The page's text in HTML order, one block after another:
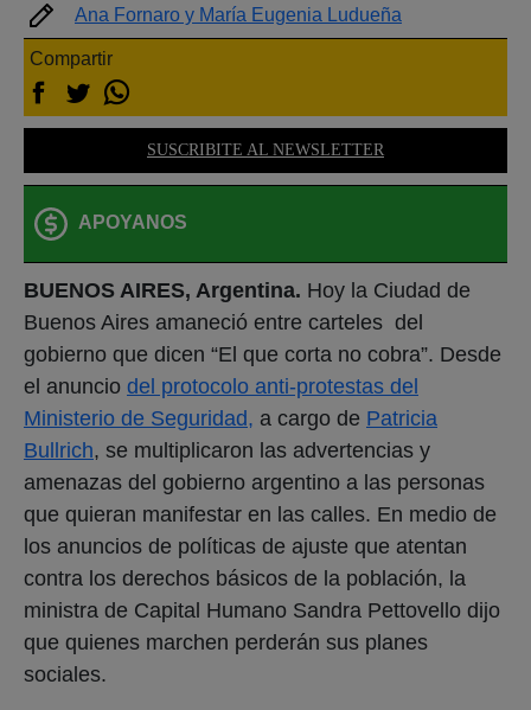
Ana Fornaro y María Eugenia Ludueña
Compartir
SUSCRIBITE AL NEWSLETTER
APOYANOS
BUENOS AIRES, Argentina. Hoy la Ciudad de
Buenos Aires amaneció entre carteles del
gobierno que dicen “El que corta no cobra”. Desde
el anuncio del protocolo anti-protestas del
Ministerio de Seguridad, a cargo de Patricia
Bullrich, se multiplicaron las advertencias y
amenazas del gobierno argentino a las personas
que quieran manifestar en las calles. En medio de
los anuncios de políticas de ajuste que atentan
contra los derechos básicos de la población, la
ministra de Capital Humano Sandra Pettovello dijo
que quienes marchen perderán sus planes
sociales.